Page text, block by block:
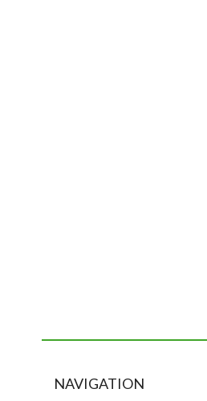
NAVIGATION